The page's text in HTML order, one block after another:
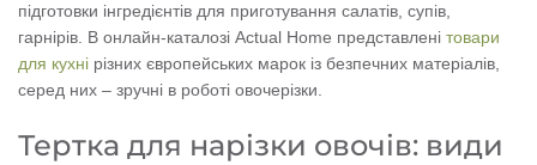
підготовки інгредієнтів для приготування салатів, супів,
гарнірів. В онлайн-каталозі Actual Home представлені товари
для кухні різних європейських марок із безпечних матеріалів,
серед них – зручні в роботі овочерізки.
Тертка для нарізки овочів: види